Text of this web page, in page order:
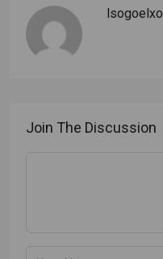
lsogoelxo
Join The Discussion